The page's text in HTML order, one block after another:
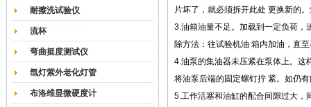
耐擦洗试验仪
流杯
弯曲挺度测试仪
氙灯紫外老化灯管
布洛维显微硬度计
片坏了，就必须拆开此处 更换新的
3.油箱油量不足。加载到一定负荷，
除方法：往试验机油 箱内加油，直
4.油泵的集油器未压紧在泵体上。这
将油泵后端的固定螺钉拧 紧。如仍
5.工作活塞和油缸的配合间隙过大，